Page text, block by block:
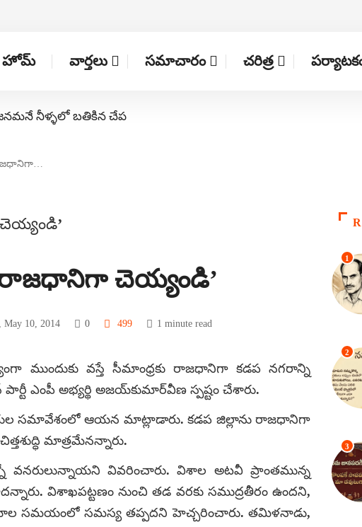
హోమ్ వార్తలు సమాచారం చరిత్ర
నీళ్ళలో బతికిన చేప
రాజధానిగా…
రాజధానిగా చెయ్యండి’
May 10, 2014 0 499 1 minute read
ముందుకు వస్తే సీమాంధ్రకు రాజధానిగా కడప నగరాన్ని
ఎంపీ అభ్యర్థి అజయ్‌కుమార్‌వీణ స్పష్టం చేశారు.
సమావేశంలో ఆయన మాట్లాడారు. కడప జిల్లాను రాజధానిగా
మాత్రమేనన్నారు.
వనరులున్నాయని వివరించారు. విశాల అటవీ ప్రాంతమున్న
విశాఖపట్టణం నుంచి తడ వరకు సముద్రతీరం ఉందని,
సమయంలో సమస్య తప్పదని హెచ్చరించారు. తమిళనాడు,
1
2
3